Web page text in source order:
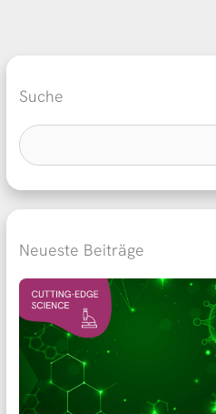
Suche
Neueste Beiträge